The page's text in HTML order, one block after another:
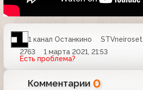
1 канал Останкино
STVneiroset
2763
1 марта 2021, 21:53
Есть проблема?
Комментарии 0